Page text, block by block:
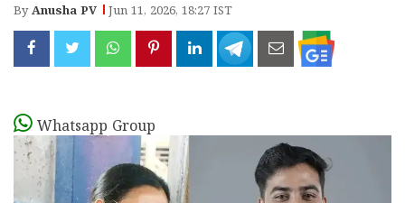
ByAnusha PV Jun 11, 2026, 18:27 IST
Whatsapp Group